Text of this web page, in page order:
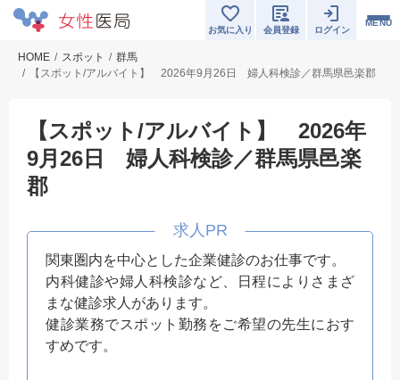
MENU
お気に入り 会員登録 ログイン
HOME スポット
群馬
【スポット/アルバイト】 2026年9月26日 婦人科検診／群馬県邑楽郡
【スポット/アルバイト】 2026年
9月26日 婦人科検診／群馬県邑楽
郡
関東圏内を中心とした企業健診のお仕事です。
内科健診や婦人科検診など、日程によりさまざ
まな健診求人があります。
健診業務でスポット勤務をご希望の先生におす
すめです。